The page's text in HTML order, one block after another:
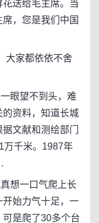
送给毛主席。当
，您是我们中国
家都依依不舍
眼望不到头，难
资料，知道长城
文献和测绘部门
万千米。1987年
想一口气爬上长
始力气十足，一
是爬了30多个台